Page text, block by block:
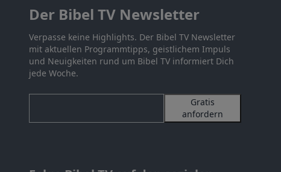
Der Bibel TV Newsletter
Verpasse keine Highlights. Der Bibel TV Newsletter
mit aktuellen Programmtipps, geistlichem Impuls
und Neuigkeiten rund um Bibel TV informiert Dich
jede Woche.
Gratis
anfordern